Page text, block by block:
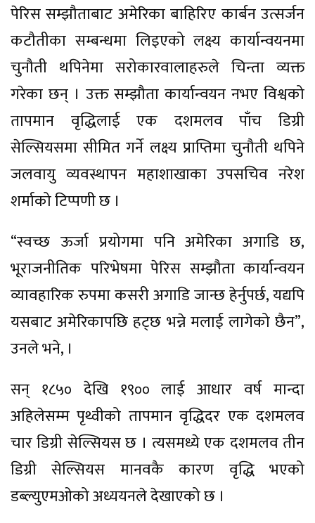
पेरिस सम्झौताबाट अमेरिका बाहिरिए कार्बन उत्सर्जन
कटौतीका सम्बन्धमा लिइएको लक्ष्य कार्यान्वयनमा
चुनौती थपिनेमा सरोकारवालाहरुले चिन्ता व्यक्त
गरेका छन् । उक्त सम्झौता कार्यान्वयन नभए विश्वको
तापमान वृद्धिलाई एक दशमलव पाँच डिग्री
सेल्सियसमा सीमित गर्ने लक्ष्य प्राप्तिमा चुनौती थपिने
जलवायु व्यवस्थापन महाशाखाका उपसचिव नरेश
शर्माको टिप्पणी छ ।
“स्वच्छ ऊर्जा प्रयोगमा पनि अमेरिका अगाडि छ,
भूराजनीतिक परिभेषमा पेरिस सम्झौता कार्यान्वयन
व्यावहारिक रुपमा कसरी अगाडि जान्छ हेर्नुपर्छ, यद्यपि
यसबाट अमेरिकापछि हट्छ भन्ने मलाई लागेको छैन”,
उनले भने, ।
सन् १८५० देखि १९०० लाई आधार वर्ष मान्दा
अहिलेसम्म पृथ्वीको तापमान वृद्धिदर एक दशमलव
चार डिग्री सेल्सियस छ । त्यसमध्ये एक दशमलव तीन
डिग्री सेल्सियस मानवकै कारण वृद्धि भएको
डब्ल्युएमओको अध्ययनले देखाएको छ ।